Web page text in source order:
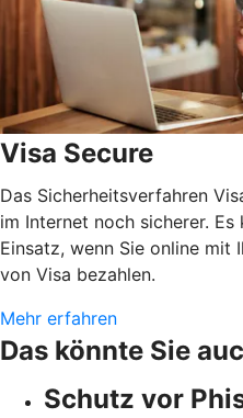
Visa Secure
Das Sicherheitsverfahren
im Internet noch sicherer.
Einsatz, wenn Sie online
von Visa bezahlen.
Mehr erfahren
Das könnte Sie
Schutz vor